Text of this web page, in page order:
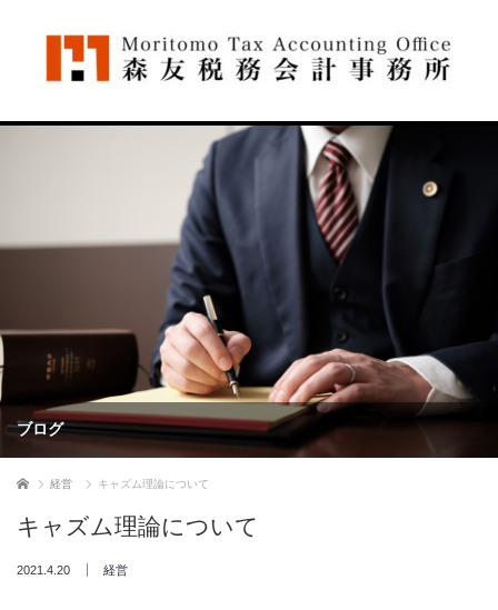
ブログ
ホーム 経営 キャズム理論について
キャズム理論について
2021.4.20 経営